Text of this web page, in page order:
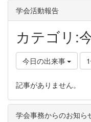
学会活動報告
カテゴリ:
今日の出来事
記事がありません。
学会事務からのお知ら